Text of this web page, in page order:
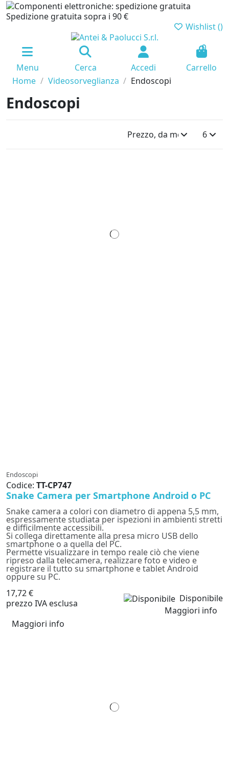
Spedizione gratuita sopra i 90 €
Wishlist ()
Menu Cerca Accedi
0
Carrello
Home
Videosorveglianza Endoscopi
Endoscopi
Prezzo, da meno caro a
6
Endoscopi
Codice: TT-CP747
Snake Camera per Smartphone Android o PC
Snake camera a colori con diametro di appena 5,5 mm,
espressamente studiata per ispezioni in ambienti stretti
e difficilmente accessibili.
Si collega direttamente alla presa micro USB dello
smartphone o a quella del PC.
Permette visualizzare in tempo reale ciò che viene
ripreso dalla telecamera, realizzare foto e video e
registrare il tutto su smartphone e tablet Android
oppure su PC.
17,72 €
prezzo IVA esclusa
Disponibile
Maggiori info
Maggiori info